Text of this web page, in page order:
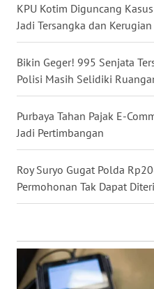
KPU Kotim Diguncang
Jadi Tersangka dan
Bikin Geger! 995 Senjata
Polisi Masih Selidiki
Purbaya Tahan Pajak E-
Jadi Pertimbangan
Roy Suryo Gugat Polda
Permohonan Tak Dapat
SULSEL
GORONTALO
WN
SULUT
WN
MALUKU
WN
WN
DAIRI